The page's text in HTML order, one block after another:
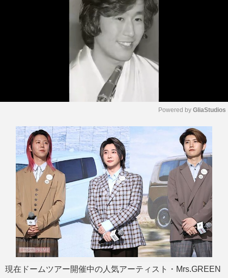
M
u
t
e
Powered by GliaStudios
現在ドームツアー開催中の人気アーティスト・Mrs.GREEN